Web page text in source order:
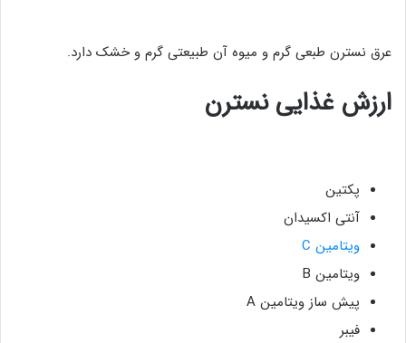
عرق نسترن طبعی گرم و میوه آن طبیعتی گرم و خشک دارد.
ارزش غذایی نسترن
پکتین
آنتی اکسیدان
ویتامین C
ویتامین B
پیش ساز ویتامین A
فیبر